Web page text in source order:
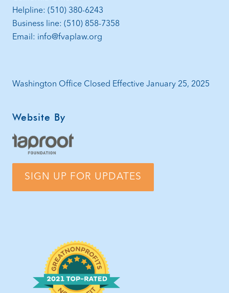
Helpline: (510) 380-6243
Business line: (510) 858-7358
Email: info@fvaplaw.org
Washington Office Closed Effective January 25, 2025
Website By
SIGN UP FOR UPDATES